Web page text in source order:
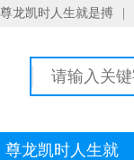
尊龙凯时人生就是搏
尊龙凯时人生就